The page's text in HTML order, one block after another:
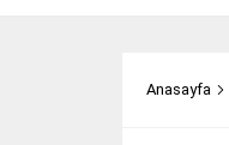
Anasayfa